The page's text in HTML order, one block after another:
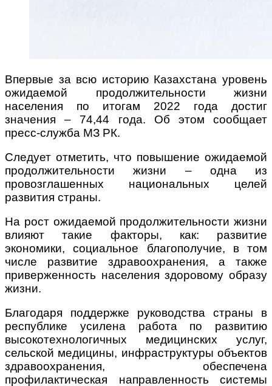
Впервые за всю историю Казахстана уровень
ожидаемой продолжительности жизни
населения по итогам 2022 года достиг
значения – 74,44 года. Об этом сообщает
пресс-служба МЗ РК.
Следует отметить, что повышение ожидаемой
продолжительности жизни – одна из
провозглашенных национальных целей
развития страны.
На рост ожидаемой продолжительности жизни
влияют такие факторы, как: развитие
экономики, социальное благополучие, в том
числе развитие здравоохранения, а также
приверженность населения здоровому образу
жизни.
Благодаря поддержке руководства страны в
республике усилена работа по развитию
высокотехнологичных медицинских услуг,
сельской медицины, инфраструктуры объектов
здравоохранения, обеспечена
профилактическая направленность системы